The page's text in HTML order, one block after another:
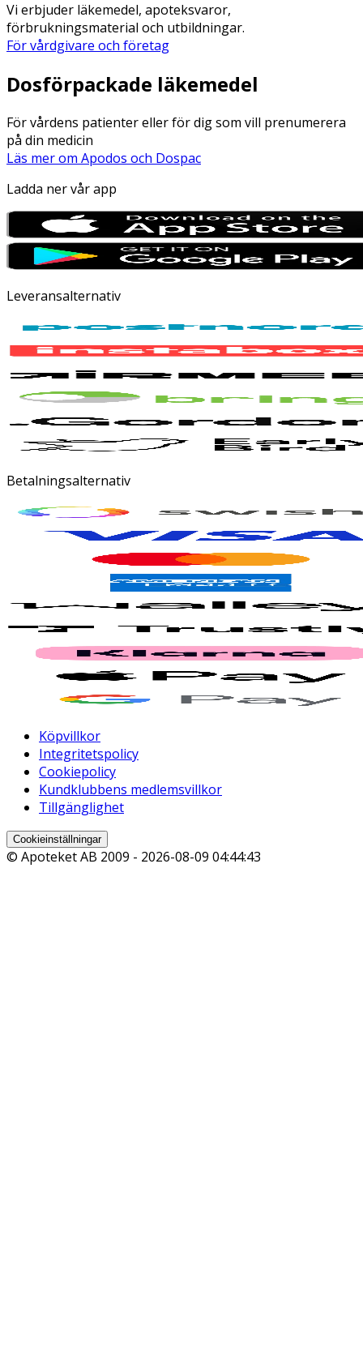
Vi erbjuder läkemedel, apoteksvaror,
förbrukningsmaterial och utbildningar.
För vårdgivare och företag
Dosförpackade läkemedel
För vårdens patienter eller för dig som vill prenumerera
på din medicin
Läs mer om Apodos och Dospac
Ladda ner vår app
Leveransalternativ
Betalningsalternativ
Köpvillkor
Integritetspolicy
Cookiepolicy
Kundklubbens medlemsvillkor
Tillgänglighet
Cookieinställningar
© Apoteket AB 2009 - 2026-08-09 04:44:43